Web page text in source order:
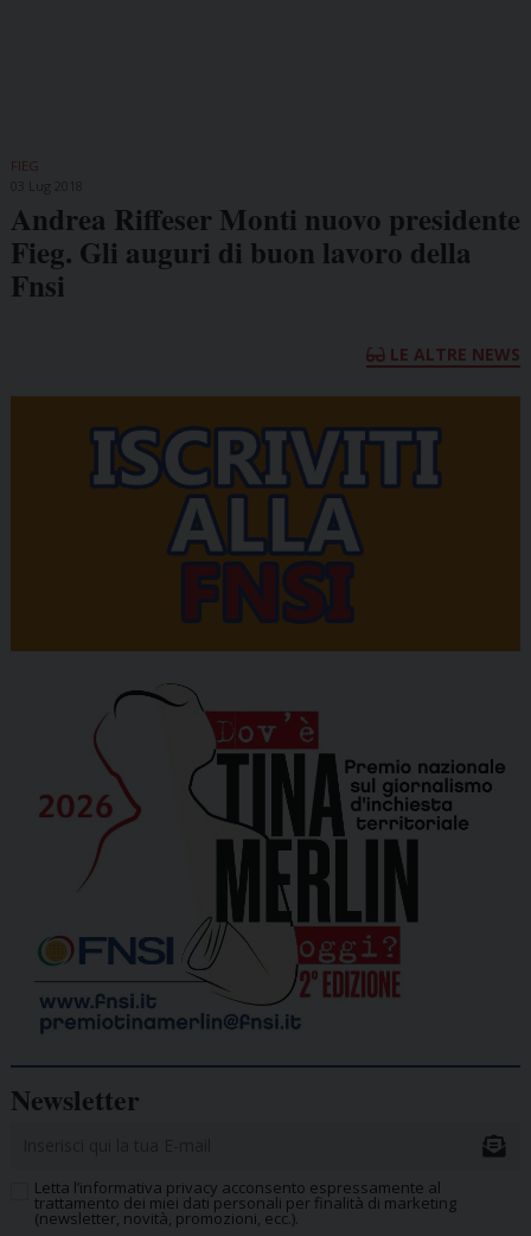
FIEG
Andrea Riffeser Monti nuovo presidente
Fieg. Gli auguri di buon lavoro della
Fnsi
LE ALTRE NEWS
Newsletter
Letta l’informativa privacy acconsento espressamente al
trattamento dei miei dati personali per finalità di marketing
(newsletter, novità, promozioni, ecc.).